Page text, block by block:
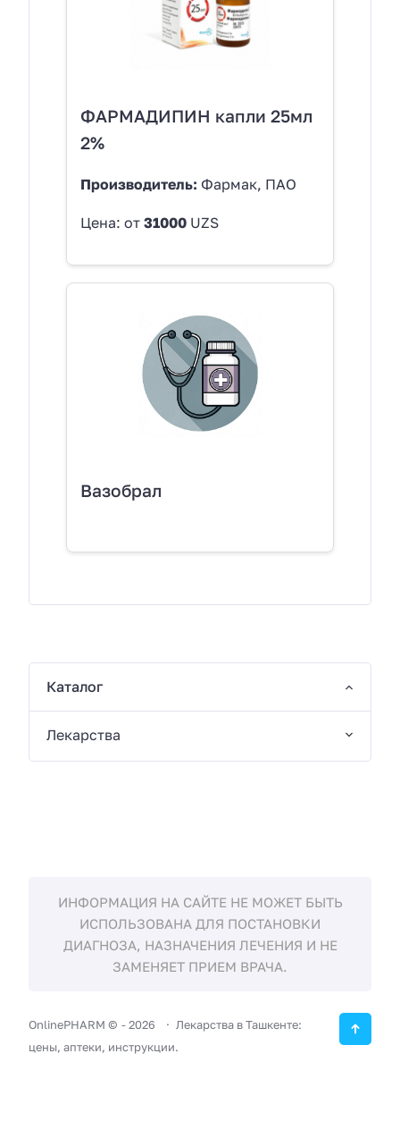
ФАРМАДИПИН капли 25мл
2%
Производитель: Фармак, ПАО
Цена: от 31000 UZS
Вазобрал
Каталог
Лекарства
ИНФОРМАЦИЯ НА САЙТЕ НЕ МОЖЕТ БЫТЬ
ИСПОЛЬЗОВАНА ДЛЯ ПОСТАНОВКИ
ДИАГНОЗА, НАЗНАЧЕНИЯ ЛЕЧЕНИЯ И НЕ
ЗАМЕНЯЕТ ПРИЕМ ВРАЧА.
OnlinePHARM © -2026
Лекарства в Ташкенте:
цены, аптеки, инструкции.